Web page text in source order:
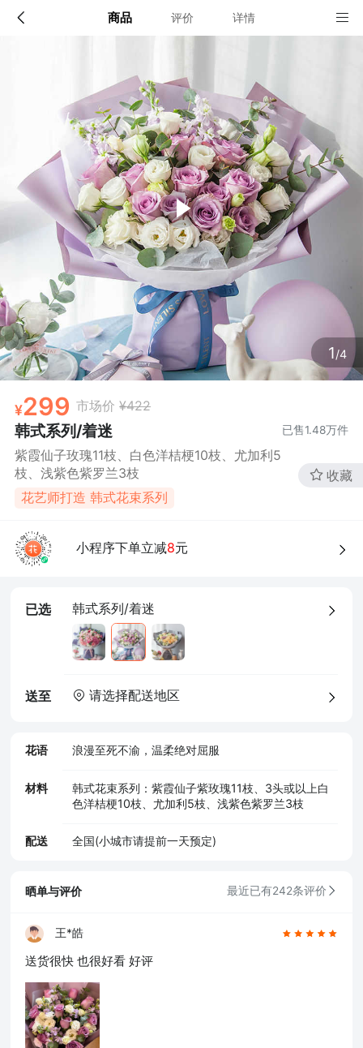
商品 评价 详情
1/4
299 市场价 ¥422
韩式系列/着迷 已售1.48万件
紫霞仙子玫瑰11枝、白色洋桔梗10枝、尤加利5
枝、浅紫色紫罗兰3枝
花艺师打造 韩式花束系列
收藏
小程序下单立减8元
已选 韩式系列/着迷
送至 请选择配送地区
花语 浪漫至死不渝，温柔绝对屈服
材料
韩式花束系列：紫霞仙子紫玫瑰11枝、3头或以上白
色洋桔梗10枝、尤加利5枝、浅紫色紫罗兰3枝
配送 全国(小城市请提前一天预定)
配送说明
确定
店铺信息
该地区暂无配送门店
确定
晒单与评价 最近已有242条评价
王*皓
送货很快 也很好看 好评